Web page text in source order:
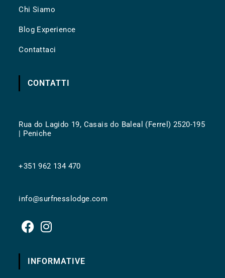
Chi Siamo
Blog Experience
Contattaci
CONTATTI
Rua do Lagido 19, Casais do Baleal (Ferrel) 2520-195
| Peniche
+351 962 134 470
info@surfnesslodge.com
INFORMATIVE